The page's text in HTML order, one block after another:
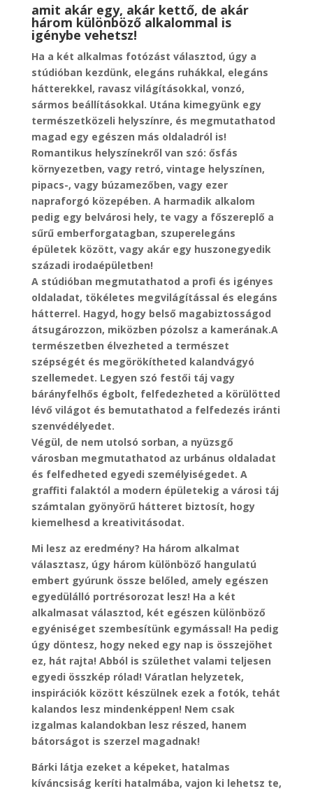
amit akár egy, akár kettő, de akár
három különböző alkalommal is
igénybe vehetsz!
Ha a két alkalmas fotózást választod, úgy a
stúdióban kezdünk, elegáns ruhákkal, elegáns
hátterekkel, ravasz világításokkal, vonzó,
sármos beállításokkal. Utána kimegyünk egy
természetközeli helyszínre, és megmutathatod
magad egy egészen más oldaladról is!
Romantikus helyszínekről van szó: ősfás
környezetben, vagy retró, vintage helyszínen,
pipacs-, vagy búzamezőben, vagy ezer
napraforgó közepében. A harmadik alkalom
pedig egy belvárosi hely, te vagy a főszereplő a
sűrű emberforgatagban, szuperelegáns
épületek között, vagy akár egy huszonegyedik
századi irodaépületben!
A stúdióban megmutathatod a profi és igényes
oldaladat, tökéletes megvilágítással és elegáns
hátterrel. Hagyd, hogy belső magabiztosságod
átsugározzon, miközben pózolsz a kamerának.A
természetben élvezheted a természet
szépségét és megörökítheted kalandvágyó
szellemedet. Legyen szó festői táj vagy
bárányfelhős égbolt, felfedezheted a körülötted
lévő világot és bemutathatod a felfedezés iránti
szenvédélyedet.
Végül, de nem utolsó sorban, a nyüzsgő
városban megmutathatod az urbánus oldaladat
és felfedheted egyedi személyiségedet. A
graffiti falaktól a modern épületekig a városi táj
számtalan gyönyörű hátteret biztosít, hogy
kiemelhesd a kreativitásodat.
Mi lesz az eredmény? Ha három alkalmat
választasz, úgy három különböző hangulatú
embert gyúrunk össze belőled, amely egészen
egyedülálló portrésorozat lesz! Ha a két
alkalmasat választod, két egészen különböző
egyéniséget szembesítünk egymással! Ha pedig
úgy döntesz, hogy neked egy nap is összejöhet
ez, hát rajta! Abból is születhet valami teljesen
egyedi összkép rólad! Váratlan helyzetek,
inspirációk között készülnek ezek a fotók, tehát
kalandos lesz mindenképpen! Nem csak
izgalmas kalandokban lesz részed, hanem
bátorságot is szerzel magadnak!
Bárki látja ezeket a képeket, hatalmas
kíváncsiság keríti hatalmába, vajon ki lehetsz te,